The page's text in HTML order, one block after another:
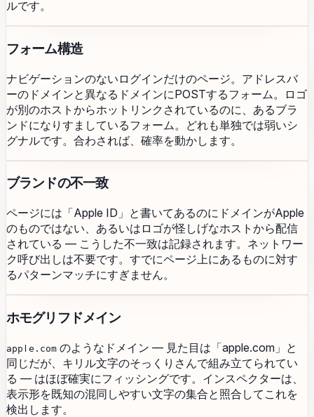
ルです。
フォーム構造
ナビゲーションのないログインだけのページ。アドレスバ
ーのドメインと異なるドメインにPOSTするフォーム。ロゴ
が別のホストからホットリンクされているのに、あるブラ
ンドになりすましているフォーム。どれも単独では弱いシ
グナルです。合わされば、確率を動かします。
ブランドの不一致
ページには「Apple ID」と書いてあるのにドメインがApple
のものではない、あるいはロゴが怪しげなホストから配信
されている — こうした不一致は記録されます。ネットワー
ク呼び出しは不要です。すでにページ上にあるものに対す
るパターンマッチにすぎません。
ホモグリフドメイン
аррӏе.com のようなドメイン — 見た目は「apple.com」と
同じだが、キリル文字のそっくりさんで組み立てられてい
る — はほぼ確実にフィッシングです。インスペクターは、
表示形を既知の混同しやすい文字の集合と照合してこれを
検出します。